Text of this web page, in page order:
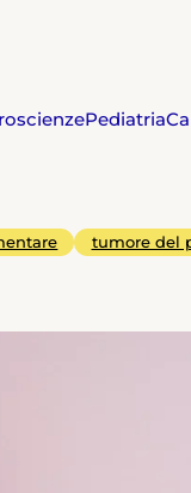
Pediatria
tumore del